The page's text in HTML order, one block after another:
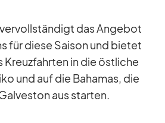
das An­ge­bot
für diese Sai­son und bie­tet
Kreuz­fahr­ten in die öst­li­che
und auf die Ba­ha­mas, die
aus star­ten.